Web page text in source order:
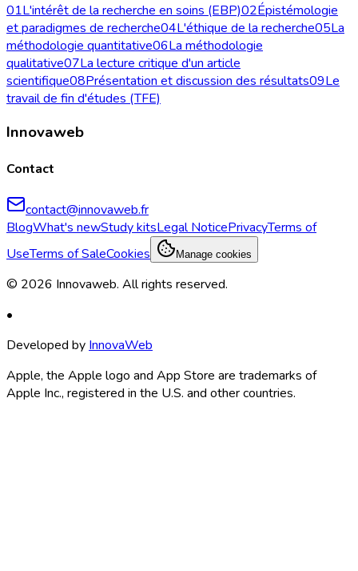
01L'intérêt de la recherche en soins (EBP)02Épistémologie
et paradigmes de recherche04L'éthique de la recherche05La
méthodologie quantitative06La méthodologie
qualitative07La lecture critique d'un article
scientifique08Présentation et discussion des résultats09Le
travail de fin d'études (TFE)
Innovaweb
Contact
contact@innovaweb.fr
BlogWhat's newStudy kitsLegal NoticePrivacyTerms of
UseTerms of SaleCookies Manage cookies
© 2026 Innovaweb. All rights reserved.
•
Developed by InnovaWeb
Apple, the Apple logo and App Store are trademarks of
Apple Inc., registered in the U.S. and other countries.